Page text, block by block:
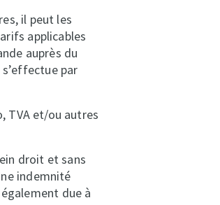
il peut les
applicables
auprès du
par
TVA et/ou autres
droit et sans
indemnité
due à